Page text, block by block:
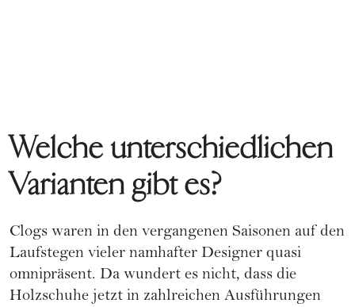
Welche unterschiedlichen
Varianten gibt es?
Clogs waren in den vergangenen Saisonen auf den
Laufstegen vieler namhafter Designer quasi
omnipräsent. Da wundert es nicht, dass die
Holzschuhe jetzt in zahlreichen Ausführungen